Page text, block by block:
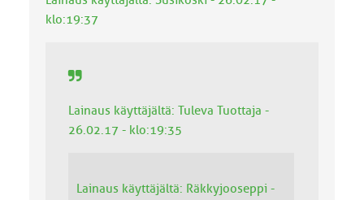
k
a
klo:19:37
Lainaus käyttäjältä: Tuleva Tuottaja -
26.02.17 - klo:19:35
Lainaus käyttäjältä: Räkkyjooseppi -